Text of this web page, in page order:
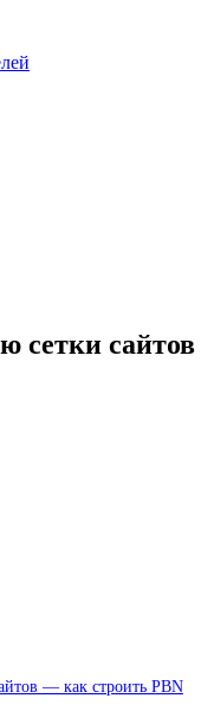
сетки сайтов
— как строить PBN